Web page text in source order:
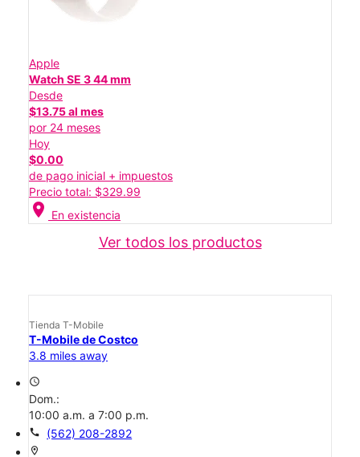
Apple
Watch SE 3 44 mm
Desde
$13.75 al mes
por 24 meses
Hoy
$0.00
de pago inicial + impuestos
Precio total: $329.99
location_on En existencia
Ver todos los productos
Tienda T-Mobile
T-Mobile de Costco
3.8 miles away
access_time
Dom.:
10:00 a.m. a 7:00 p.m.
call (562) 208-2892
location_on